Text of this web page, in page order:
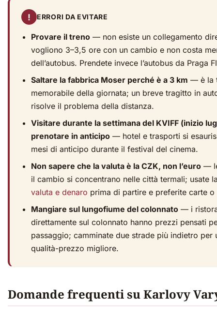
! ERRORI DA EVITARE
Provare il treno — non esiste un collegamento
vogliono 3–3,5 ore con un cambio e non costa
dell’autobus. Prendete invece l’autobus da Praga
Saltare la fabbrica Moser perché è a 3 km — è la
memorabile della giornata; un breve tragitto in
risolve il problema della distanza.
Visitare durante la settimana del KVIFF (inizio
prenotare in anticipo — hotel e trasporti si
mesi di anticipo durante il festival del cinema.
Non sapere che la valuta è la CZK, non l’euro —
il cambio si concentrano nelle città termali; usate
valuta e denaro prima di partire e preferite carte o
Mangiare sul lungofiume del colonnato — i
direttamente sul colonnato hanno prezzi pensati
passaggio; camminate due strade più indietro per
qualità-prezzo migliore.
Domande frequenti su Karlovy